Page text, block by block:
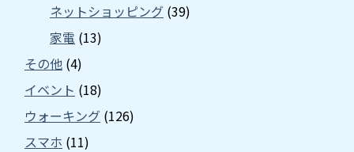
ネットショッピング (39)
家電 (13)
その他 (4)
イベント (18)
ウォーキング (126)
スマホ (11)